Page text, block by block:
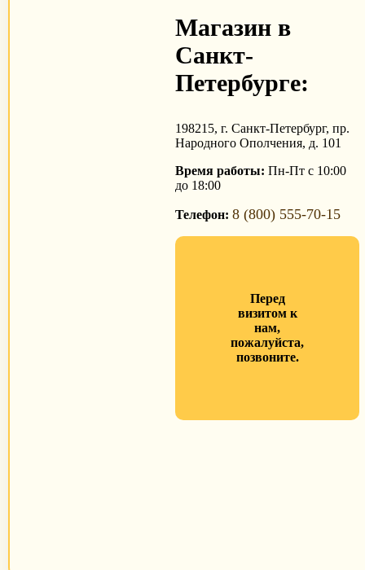
Магазин в
Санкт-
Петербурге:
198215, г. Санкт-Петербург, пр.
Народного Ополчения, д. 101
Время работы: Пн-Пт с 10:00
до 18:00
Телефон:8 (800) 555-70-15
Перед
визитом к
нам,
пожалуйста,
позвоните.